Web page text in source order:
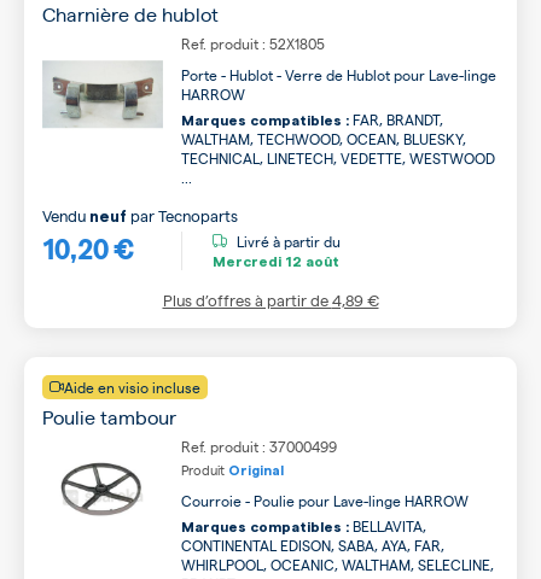
Charnière de hublot
Ref. produit : 52X1805
Porte - Hublot - Verre de Hublot pour Lave-linge
HARROW
Marques compatibles : FAR, BRANDT,
WALTHAM, TECHWOOD, OCEAN, BLUESKY,
TECHNICAL, LINETECH, VEDETTE, WESTWOOD
10,20 €
Vendu neuf parTecnoparts
Livré à partir du
Mercredi 12 août
Plus d’offres à partir de4,89 €
Aide en visio incluse
Poulie tambour
Ref. produit : 37000499
Produit Original
Courroie - Poulie pour Lave-linge HARROW
Marques compatibles : BELLAVITA,
CONTINENTAL EDISON, SABA, AYA, FAR,
WHIRLPOOL, OCEANIC, WALTHAM, SELECLINE,